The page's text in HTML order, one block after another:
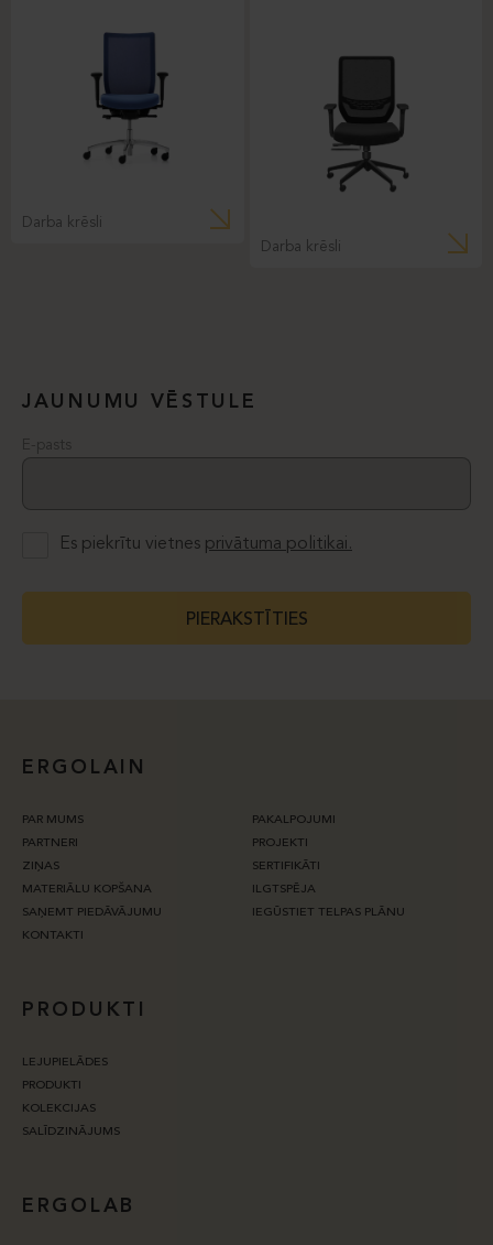
Darba krēsli
Darba krēsli
JAUNUMU VĒSTULE
E-pasts
Es piekrītu vietnes privātuma politikai.
PIERAKSTĪTIES
ERGOLAIN
PAR MUMS
PAKALPOJUMI
PARTNERI
PROJEKTI
ZIŅAS
SERTIFIKĀTI
MATERIĀLU KOPŠANA
ILGTSPĒJA
SAŅEMT PIEDĀVĀJUMU
IEGŪSTIET TELPAS PLĀNU
KONTAKTI
PRODUKTI
LEJUPIELĀDES
PRODUKTI
KOLEKCIJAS
SALĪDZINĀJUMS
ERGOLAB